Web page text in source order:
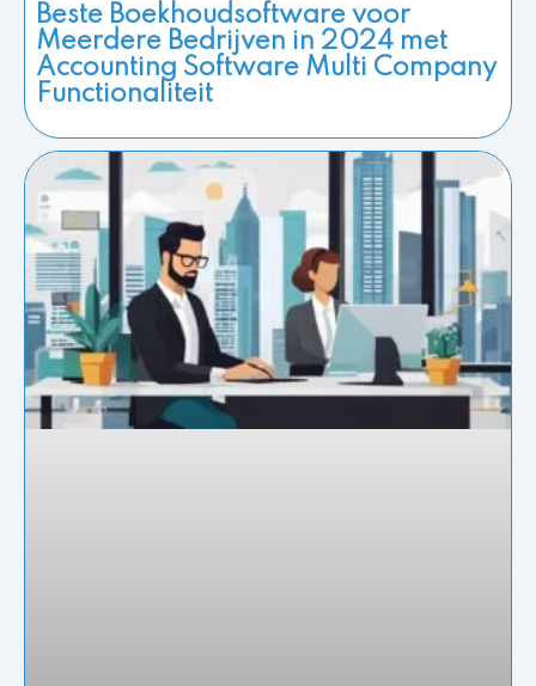
Beste Boekhoudsoftware voor
Meerdere Bedrijven in 2024 met
Accounting Software Multi Company
Functionaliteit